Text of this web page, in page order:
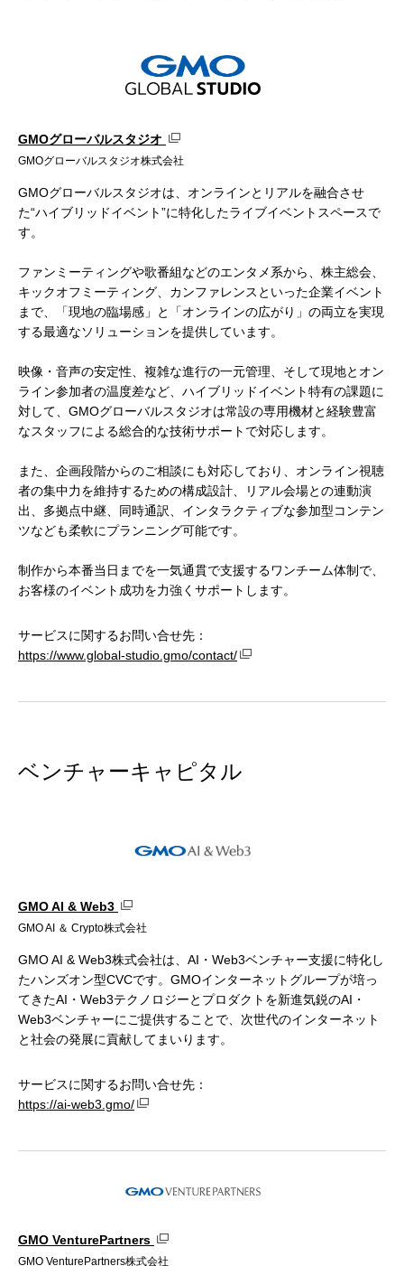
GMOグローバルスタジオ
GMOグローバルスタジオ株式会社
GMOグローバルスタジオは、オンラインとリアルを融合させ
た“ハイブリッドイベント”に特化したライブイベントスペースで
す。
ファンミーティングや歌番組などのエンタメ系から、株主総会、
キックオフミーティング、カンファレンスといった企業イベント
まで、「現地の臨場感」と「オンラインの広がり」の両立を実現
する最適なソリューションを提供しています。
映像・音声の安定性、複雑な進行の一元管理、そして現地とオン
ライン参加者の温度差など、ハイブリッドイベント特有の課題に
対して、GMOグローバルスタジオは常設の専用機材と経験豊富
なスタッフによる総合的な技術サポートで対応します。
また、企画段階からのご相談にも対応しており、オンライン視聴
者の集中力を維持するための構成設計、リアル会場との連動演
出、多拠点中継、同時通訳、インタラクティブな参加型コンテン
ツなども柔軟にプランニング可能です。
制作から本番当日までを一気通貫で支援するワンチーム体制で、
お客様のイベント成功を力強くサポートします。
サービスに関するお問い合せ先：
https://www.global-studio.gmo/contact/
ベンチャーキャピタル
GMO AI & Web3
GMO AI ＆ Crypto株式会社
GMO AI & Web3株式会社は、AI・Web3ベンチャー支援に特化し
たハンズオン型CVCです。GMOインターネットグループが培っ
てきたAI・Web3テクノロジーとプロダクトを新進気鋭のAI・
Web3ベンチャーにご提供することで、次世代のインターネット
と社会の発展に貢献してまいります。
サービスに関するお問い合せ先：
https://ai-web3.gmo/
GMO VenturePartners
GMO VenturePartners株式会社